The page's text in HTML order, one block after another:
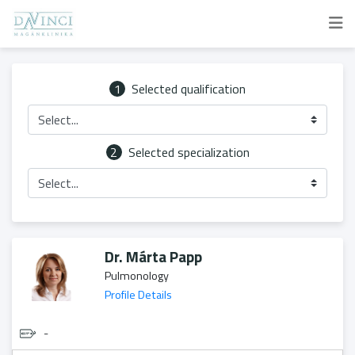
1 Selected qualification
Select...
2
Selected specialization
Select...
Dr. Márta Papp
Pulmonology
Profile Details
-